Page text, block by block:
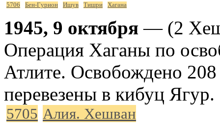
5706 Бен-Гурион Ишув Тишри Хагана
1945, 9 октября — (2
Операция Хаганы по
Атлите. Освобождено
перевезены в кибуц Ягур.
5705 Алия. Хешван